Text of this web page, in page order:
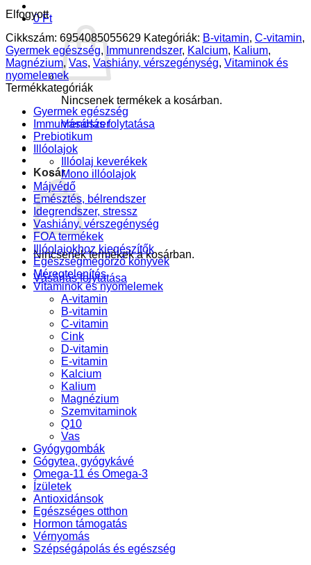
0Ft
Nincsenek termékek a kosárban.
Vásárlás folytatása
Kosár
Nincsenek termékek a kosárban.
Vásárlás folytatása
Elfogyott
Cikkszám: 6954085055629 Kategóriák: B-vitamin, C-vitamin,
Gyermek egészség, Immunrendszer, Kalcium, Kalium,
Magnézium, Vas, Vashiány, vérszegénység, Vitaminok és
nyomelemek
Termékkategóriák
Gyermek egészség
Immunrendszer
Prebiotikum
Illóolajok
Illóolaj keverékek
Mono illóolajok
Májvédő
Emésztés, bélrendszer
Idegrendszer, stressz
Vashiány, vérszegénység
FOA termékek
Illóolajokhoz kiegészítők
Egészségmegőrző könyvek
Méregtelenítés
Vitaminok és nyomelemek
A-vitamin
B-vitamin
C-vitamin
Cink
D-vitamin
E-vitamin
Kalcium
Kalium
Magnézium
Szemvitaminok
Q10
Vas
Gyógygombák
Gógytea, gyógykávé
Omega-11 és Omega-3
Ízületek
Antioxidánsok
Egészséges otthon
Hormon támogatás
Vérnyomás
Szépségápolás és egészség